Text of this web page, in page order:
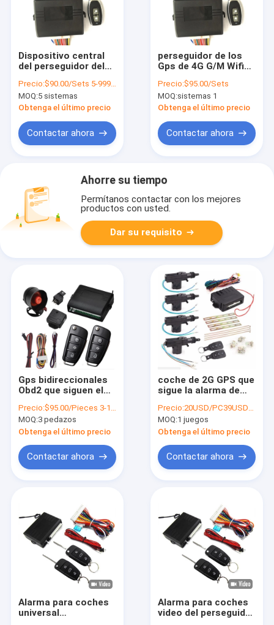
Dispositivo central
del perseguidor del
la alarma para
coches de la
cerradura con el
del combustible
Precio:$90.00/Sets 5-999 Sets
MOQ:5 sistemas
Obtenga el último precio
Contactar ahora
perseguidor de los
Gps de 4G G/M Wifi
motocicleta del
coche que sigue el
dispositivo
Precio:$95.00/Sets
MOQ:sistemas 1
Obtenga el último precio
Contactar ahora
Ahorre su tiempo
Permítanos contactar con los mejores
productos con usted.
Dar su requisito
Gps bidireccionales
Obd2 que siguen el
para coches
elegante 4G del
dispositivo con los
apuroses de WIFI
Precio:$95.00/Pieces 3-199 Pieces
MOQ:3 pedazos
Obtenga el último precio
Contactar ahora
coche de 2G GPS que
sigue la alarma de
con la comunicación
bidireccional
Precio:20USD/PC39USD/PC
MOQ:1 juegos
Obtenga el último precio
Contactar ahora
Alarma para coches
universal
Alarma para coches
video del perseguidor